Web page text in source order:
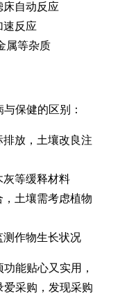
自动反应
速反应
属等杂质
保健的区别：
排放，土壤改良注
灰等缓释材料
土壤需考虑植物
测作物生长状况
能贴心又实用，
爱采购，发现采购